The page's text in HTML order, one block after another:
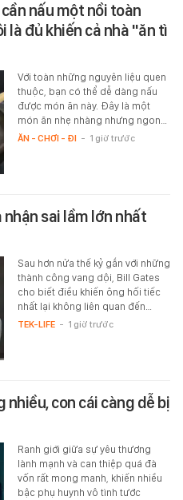
nấu một nồi toàn
là đủ khiến cả nhà "ăn tì
Với toàn những nguyên liệu quen
thuộc, bạn có thể dễ dàng nấu
được món ăn này. Đây là một
món ăn nhẹ nhàng nhưng ngon…
ĂN - CHƠI - ĐI - 1 giờ trước
sai lầm lớn nhất
Sau hơn nửa thế kỷ gắn với những
thành công vang dội, Bill Gates
cho biết điều khiến ông hối tiếc
nhất lại không liên quan đến…
TEK-LIFE - 1 giờ trước
con cái càng dễ bị
Ranh giới giữa sự yêu thương
lành mạnh và can thiệp quá đà
vốn rất mong manh, khiến nhiều
bậc phụ huynh vô tình tước